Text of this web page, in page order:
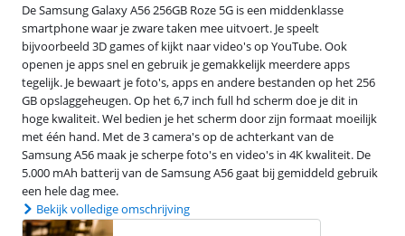
De Samsung Galaxy A56 256GB Roze 5G is een middenklasse
smartphone waar je zware taken mee uitvoert. Je speelt
bijvoorbeeld 3D games of kijkt naar video's op YouTube. Ook
openen je apps snel en gebruik je gemakkelijk meerdere apps
tegelijk. Je bewaart je foto's, apps en andere bestanden op het 256
GB opslaggeheugen. Op het 6,7 inch full hd scherm doe je dit in
hoge kwaliteit. Wel bedien je het scherm door zijn formaat moeilijk
met één hand. Met de 3 camera's op de achterkant van de
Samsung A56 maak je scherpe foto's en video's in 4K kwaliteit. De
5.000 mAh batterij van de Samsung A56 gaat bij gemiddeld gebruik
een hele dag mee.
Bekijk volledige omschrijving